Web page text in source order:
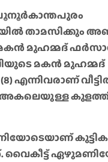
പൂനൂർകാന്തപുരം
താമസിക്കും
മുഹമ്മദ്
മകൻ മുഹമ്മദ്
അകലെയുള്ള
വൈകീട്ട്